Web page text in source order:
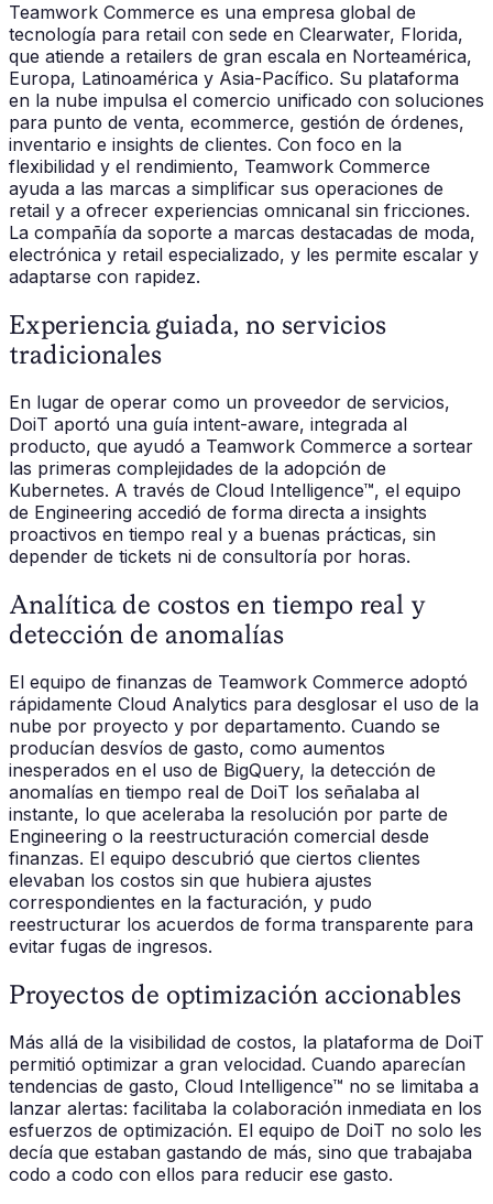
Teamwork Commerce es una empresa global de
tecnología para retail con sede en Clearwater, Florida,
que atiende a retailers de gran escala en Norteamérica,
Europa, Latinoamérica y Asia-Pacífico. Su plataforma
en la nube impulsa el comercio unificado con soluciones
para punto de venta, ecommerce, gestión de órdenes,
inventario e insights de clientes. Con foco en la
flexibilidad y el rendimiento, Teamwork Commerce
ayuda a las marcas a simplificar sus operaciones de
retail y a ofrecer experiencias omnicanal sin fricciones.
La compañía da soporte a marcas destacadas de moda,
electrónica y retail especializado, y les permite escalar y
adaptarse con rapidez.
Experiencia guiada, no servicios
tradicionales
En lugar de operar como un proveedor de servicios,
DoiT aportó una guía intent-aware, integrada al
producto, que ayudó a Teamwork Commerce a sortear
las primeras complejidades de la adopción de
Kubernetes. A través de Cloud Intelligence™, el equipo
de Engineering accedió de forma directa a insights
proactivos en tiempo real y a buenas prácticas, sin
depender de tickets ni de consultoría por horas.
Analítica de costos en tiempo real y
detección de anomalías
El equipo de finanzas de Teamwork Commerce adoptó
rápidamente Cloud Analytics para desglosar el uso de la
nube por proyecto y por departamento. Cuando se
producían desvíos de gasto, como aumentos
inesperados en el uso de BigQuery, la detección de
anomalías en tiempo real de DoiT los señalaba al
instante, lo que aceleraba la resolución por parte de
Engineering o la reestructuración comercial desde
finanzas. El equipo descubrió que ciertos clientes
elevaban los costos sin que hubiera ajustes
correspondientes en la facturación, y pudo
reestructurar los acuerdos de forma transparente para
evitar fugas de ingresos.
Proyectos de optimización accionables
Más allá de la visibilidad de costos, la plataforma de DoiT
permitió optimizar a gran velocidad. Cuando aparecían
tendencias de gasto, Cloud Intelligence™ no se limitaba a
lanzar alertas: facilitaba la colaboración inmediata en los
esfuerzos de optimización. El equipo de DoiT no solo les
decía que estaban gastando de más, sino que trabajaba
codo a codo con ellos para reducir ese gasto.